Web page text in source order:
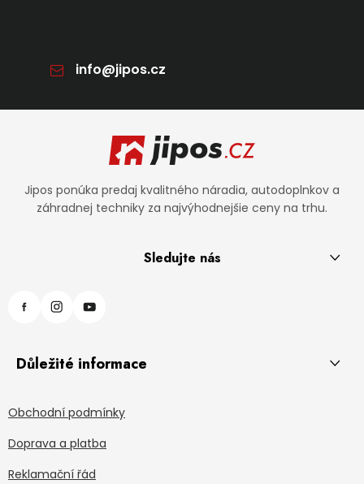
info@jipos.cz
Zápätie
Jipos ponúka predaj kvalitného náradia, autodoplnkov a
záhradnej techniky za najvýhodnejšie ceny na trhu.
Sledujte nás
Důležité informace
Obchodní podmínky
Doprava a platba
Reklamační řád